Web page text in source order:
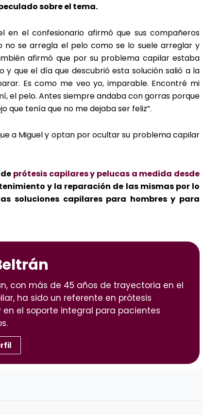
sobre el tema.
en el confesionario afirmó que sus compañeros
se arregla el pelo como se lo suele arreglar y
afirmó que por su problema capilar estaba
que el día que descubrió esta solución salió a la
Es como me veo yo, imparable. Encontré mi
el pelo. Antes siempre andaba con gorras porque
que tenía que no me dejaba ser feliz”.
a Miguel y optan por ocultar su problema capilar
prótesis capilares y pelucas a medida desde
y la reparación de las mismas por lo
soluciones capilares para hombres y para
con más de 45 años de trayectoria en el
ha sido un referente en prótesis
en el soporte integral para pacientes